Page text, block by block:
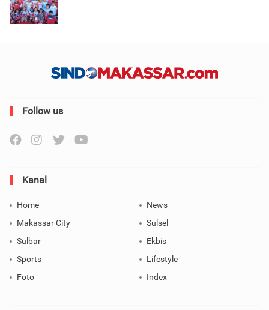
Follow us
Kanal
Home
News
Makassar City
Sulsel
Sulbar
Ekbis
Sports
Lifestyle
Foto
Index